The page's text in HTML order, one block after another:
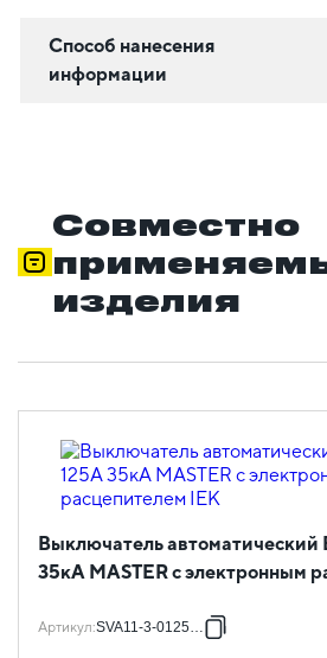
Способ нанесения
информации
Совместно
изделия
Выключатель
35кА MASTER с электронным
Артикул:SVA11-3-0125-02